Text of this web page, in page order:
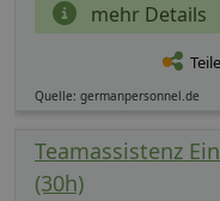
mehr Details
Quelle: germanpersonnel.de
Teamassistenz
(30h)